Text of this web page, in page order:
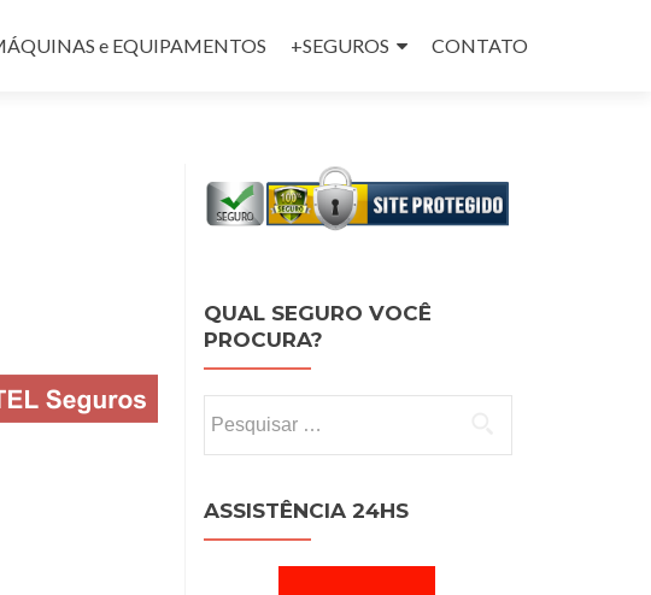
e EQUIPAMENTOS +SEGUROS CONTATO
QUAL SEGURO VOCÊ
PROCURA?
ASSISTÊNCIA 24HS